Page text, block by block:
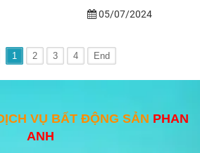
05/07/2024
1 2 3 4 End
VỤ BẤT ĐỘNG SẢN PHAN
ANH